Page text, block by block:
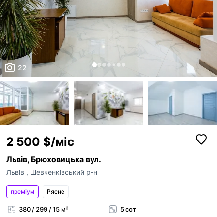
22
2 500 $/міс
Львів, Брюховицька вул.
Львів , Шевченківський р-н
преміум Рясне
380 / 299 / 15 м²
5 сот